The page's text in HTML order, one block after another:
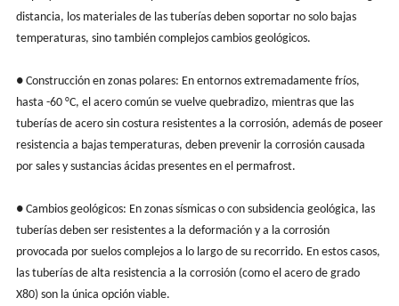
distancia, los materiales de las tuberías deben soportar no solo bajas
temperaturas, sino también complejos cambios geológicos.
● Construcción en zonas polares: En entornos extremadamente fríos,
hasta -60 °C, el acero común se vuelve quebradizo, mientras que las
tuberías de acero sin costura resistentes a la corrosión, además de poseer
resistencia a bajas temperaturas, deben prevenir la corrosión causada
por sales y sustancias ácidas presentes en el permafrost.
● Cambios geológicos: En zonas sísmicas o con subsidencia geológica, las
tuberías deben ser resistentes a la deformación y a la corrosión
provocada por suelos complejos a lo largo de su recorrido. En estos casos,
las tuberías de alta resistencia a la corrosión (como el acero de grado
X80) son la única opción viable.